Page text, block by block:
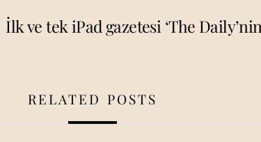
İlk ve tek iPad gazetesi ‘The
RELATED POSTS